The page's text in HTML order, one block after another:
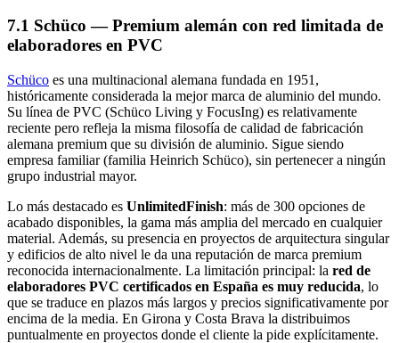
7.1 Schüco — Premium alemán con red limitada de
elaboradores en PVC
Schüco es una multinacional alemana fundada en 1951,
históricamente considerada la mejor marca de aluminio del mundo.
Su línea de PVC (Schüco Living y FocusIng) es relativamente
reciente pero refleja la misma filosofía de calidad de fabricación
alemana premium que su división de aluminio. Sigue siendo
empresa familiar (familia Heinrich Schüco), sin pertenecer a ningún
grupo industrial mayor.
Lo más destacado es UnlimitedFinish: más de 300 opciones de
acabado disponibles, la gama más amplia del mercado en cualquier
material. Además, su presencia en proyectos de arquitectura singular
y edificios de alto nivel le da una reputación de marca premium
reconocida internacionalmente. La limitación principal: la red de
elaboradores PVC certificados en España es muy reducida, lo
que se traduce en plazos más largos y precios significativamente por
encima de la media. En Girona y Costa Brava la distribuimos
puntualmente en proyectos donde el cliente la pide explícitamente.